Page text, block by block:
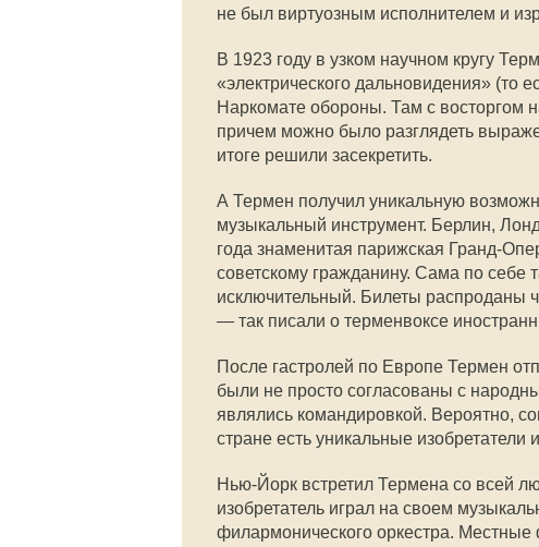
не был виртуозным исполнителем и
В 1923 году в узком научном кругу
«электрического дальновидения» (то
Наркомате обороны. Там с восторгом
причем можно было разглядеть
итоге решили засекретить.
А Термен получил уникальную
музыкальный инструмент. Берлин,
года знаменитая парижская Гранд-
советскому гражданину. Сама по себе
исключительный. Билеты распроданы
— так писали о терменвоксе
После гастролей по Европе Термен
были не просто согласованы с
являлись командировкой. Вероятно,
стране есть уникальные изобретатели
Нью-Йорк встретил Термена со всей
изобретатель играл на своем
филармонического оркестра.